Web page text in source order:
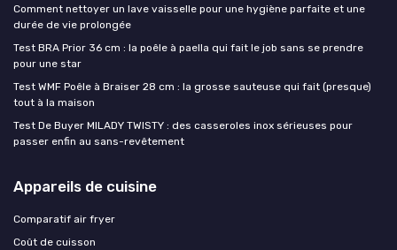
Comment nettoyer un lave vaisselle pour une hygiène parfaite et une
durée de vie prolongée
Test BRA Prior 36 cm : la poêle à paella qui fait le job sans se prendre
pour une star
Test WMF Poêle à Braiser 28 cm : la grosse sauteuse qui fait (presque)
tout à la maison
Test De Buyer MILADY TWISTY : des casseroles inox sérieuses pour
passer enfin au sans-revêtement
Appareils de cuisine
Comparatif air fryer
Coût de cuisson